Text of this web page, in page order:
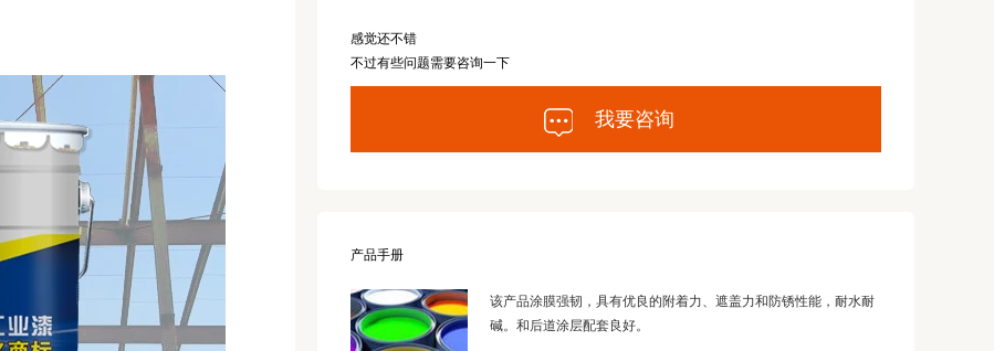
感觉还不错
不过有些问题需要咨询一下
我要咨询
产品手册
该产品涂膜强韧，具有优良的附着力、遮盖力和防锈性能，耐水耐
碱。和后道涂层配套良好。